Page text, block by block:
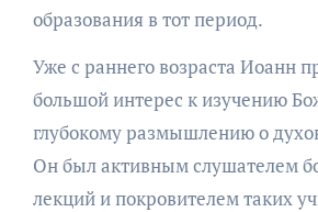
образования в тот период.
Уже с раннего возраста Иоанн
большой интерес к изучению
глубокому размышлению о
Он был активным слушателем
лекций и покровителем таких